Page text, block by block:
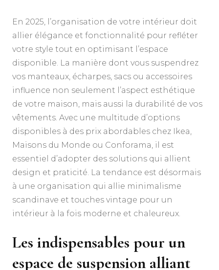
En 2025, l’organisation de votre intérieur doit
allier élégance et fonctionnalité pour refléter
votre style tout en optimisant l’espace
disponible. La manière dont vous suspendrez
vos manteaux, écharpes, sacs ou accessoires
influence non seulement l’aspect esthétique
de votre maison, mais aussi la durabilité de vos
vêtements. Avec une multitude d’options
disponibles à des prix abordables chez Ikea,
Maisons du Monde ou Conforama, il est
essentiel d’adopter des solutions qui allient
design et praticité. La tendance est désormais
à une organisation qui allie minimalisme
scandinave et touches vintage pour un
intérieur à la fois moderne et chaleureux.
Les indispensables pour un
espace de suspension alliant